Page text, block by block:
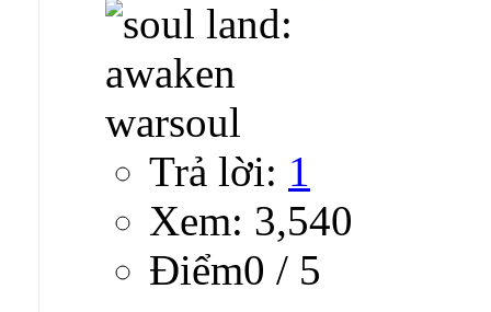
Trả lời: 1
Xem: 3,540
Ðiểm0 / 5